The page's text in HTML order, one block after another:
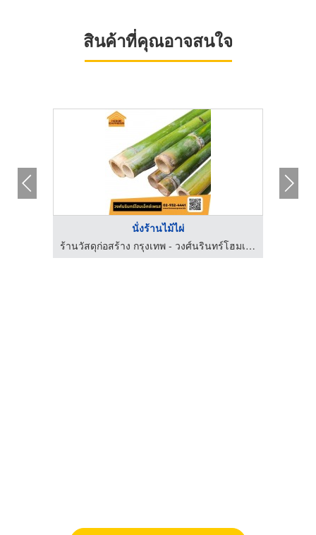
สินค้าที่คุณอาจสนใจ
นั่งร้านไม้ไผ่
ร้านวัสดุก่อสร้าง กรุงเทพ - วงศ์นรินทร์โฮมเอ็กซ์เพลส